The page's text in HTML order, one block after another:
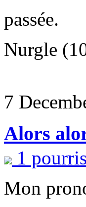
passée.
Nurgle
7
Alors
1
Mon